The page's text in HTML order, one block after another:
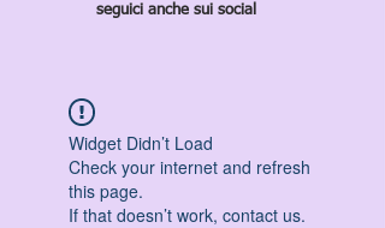
seguici anche sui social
Widget Didn’t Load
Check your internet and refresh
this page.
If that doesn’t work, contact us.